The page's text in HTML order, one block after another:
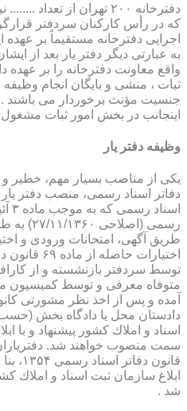
دفترخانه ۲۰۰ تهران از
که در رأس کارکنان سردفتر
اجرایی دفترخانه مستقیماً بر
به عبارتی دیگر دفتر یار بعد از
واقع معاونت دفترخانه را بر عهده
ثبات ، منشی و بایگان انجام
جنسیت مؤنث برخوردار می
اینجانب در بخش امور ثبات
وظیفه دفتر یار
یكی از مناصب بسیار مهم، خطیر
دفاتر اسناد رسمی، منصب دفتر
رسمی
طریق آگهی، امتحانات ورودی و
توسط سردفتر بازنشسته و از
متوفاه معرفی و توسط كمیسیون
آمده و پس از اخذ نظر مشورتی
دادستان محل یا دادگاه بخش
اسناد و املاك كشور پیشنهاد و با
قانون
ابلاغ سازمان ثبت اسناد و
شد .